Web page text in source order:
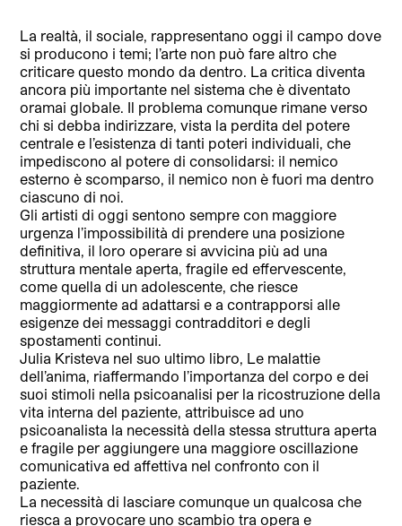
La realtà, il sociale, rappresentano oggi il campo dove
si producono i temi; l’arte non può fare altro che
criticare questo mondo da dentro. La critica diventa
ancora più importante nel sistema che è diventato
oramai globale. Il problema comunque rimane verso
chi si debba indirizzare, vista la perdita del potere
centrale e l’esistenza di tanti poteri individuali, che
impediscono al potere di consolidarsi: il nemico
esterno è scomparso, il nemico non è fuori ma dentro
ciascuno di noi.
Gli artisti di oggi sentono sempre con maggiore
urgenza l’impossibilità di prendere una posizione
definitiva, il loro operare si avvicina più ad una
struttura mentale aperta, fragile ed effervescente,
come quella di un adolescente, che riesce
maggiormente ad adattarsi e a contrapporsi alle
esigenze dei messaggi contradditori e degli
spostamenti continui.
Julia Kristeva nel suo ultimo libro, Le malattie
dell’anima, riaffermando l’importanza del corpo e dei
suoi stimoli nella psicoanalisi per la ricostruzione della
vita interna del paziente, attribuisce ad uno
psicoanalista la necessità della stessa struttura aperta
e fragile per aggiungere una maggiore oscillazione
comunicativa ed affettiva nel confronto con il
paziente.
La necessità di lasciare comunque un qualcosa che
riesca a provocare uno scambio tra opera e